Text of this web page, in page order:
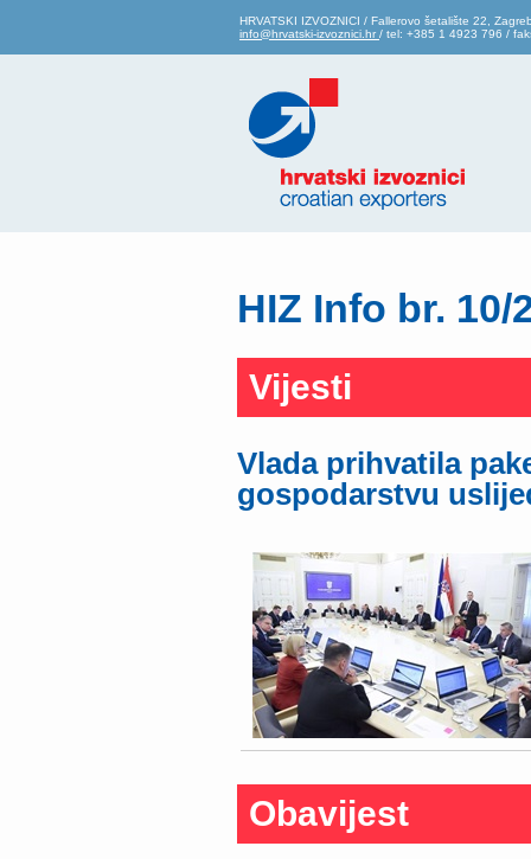
HRVATSKI IZVOZNICI / Fallerovo šetalište 22,
info@hrvatski-izvoznici.hr / tel: +385 1 4923 796 /
HIZ Info br. 10/
Vijesti
Vlada prihvatila
gospodarstvu
Obavijest